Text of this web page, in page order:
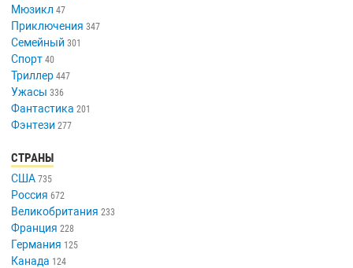
Мюзикл 47
Приключения 347
Семейный 301
Спорт 40
Триллер 447
Ужасы 336
Фантастика 201
Фэнтези 277
СТРАНЫ
США 735
Россия 672
Великобритания 233
Франция 228
Германия 125
Канада 124